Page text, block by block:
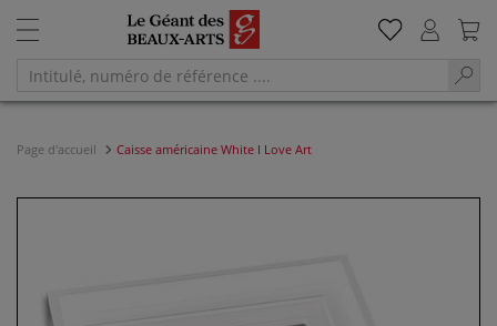
Page d'accueil Caisse américaine White I Love Art